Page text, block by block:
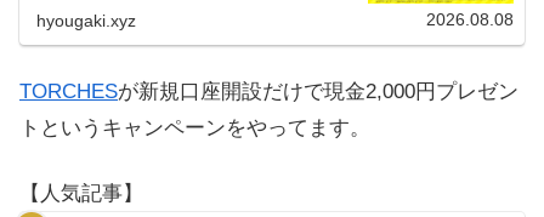
hyougaki.xyz 2026.08.08
TORCHESが新規口座開設だけで現金2,000円プレゼン
トというキャンペーンをやってます。
【人気記事】